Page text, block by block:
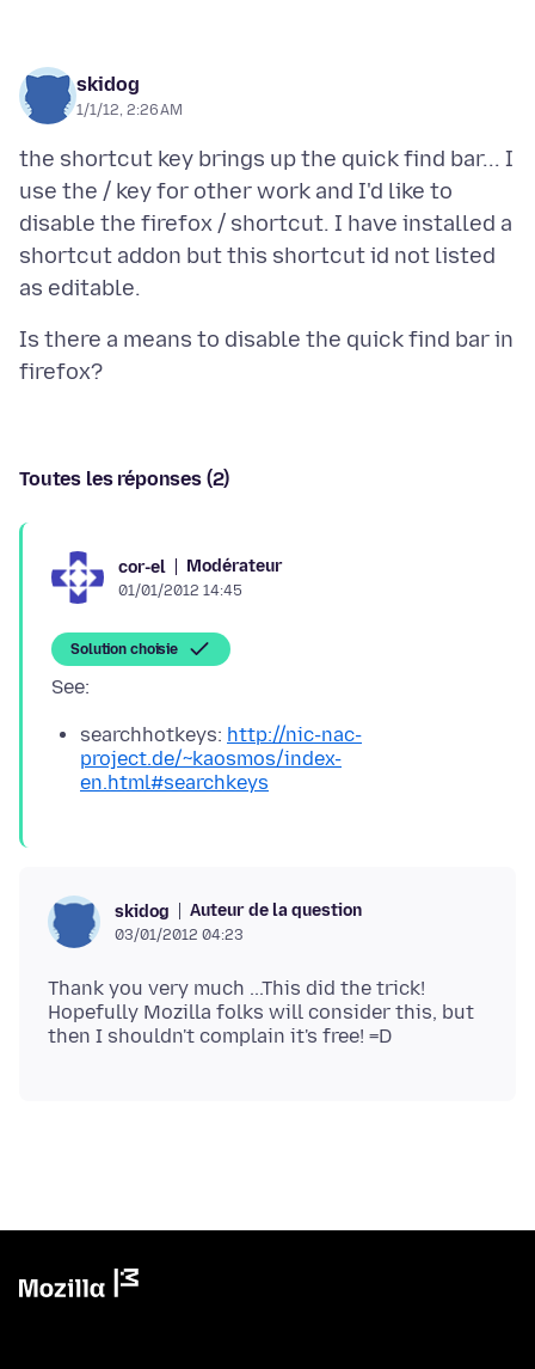
skidog
1/1/12, 2:26 AM
the shortcut key brings up the quick find bar... I
use the / key for other work and I'd like to
disable the firefox / shortcut. I have installed a
shortcut addon but this shortcut id not listed
Is there a means to disable the quick find bar in
Toutes les réponses (2)
cor-el Modérateur
01/01/2012 14:45
Solution choisie
searchhotkeys: http://nic-nac-
project.de/~kaosmos/index-
en.html#searchkeys
skidog Auteur de la question
03/01/2012 04:23
Thank you very much ...This did the trick!
Hopefully Mozilla folks will consider this, but